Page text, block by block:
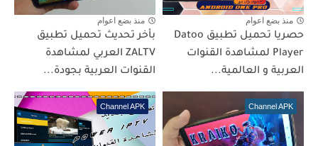
منذ بضع اعوام
حصريا تحميل تطبيق Datoo
Player لمشاهدة القنوات
العربية و العالمية...
منذ بضع اعوام
بأخر تحديث تحميل تطبيق
ZALTV العربي لمشاهدة
القنوات العربية بجودة...
Channel APK
Channel APK